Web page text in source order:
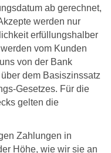
ab gerechnet,
werden nur
erfüllungshalber
vom Kunden
von der Bank
dem Basiszinssatz
Gesetzes. Für die
gelten die
Zahlungen in
Höhe, wie wir sie an